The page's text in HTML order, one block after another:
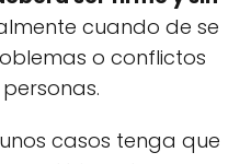
cuando de se
o conflictos
casos tenga que